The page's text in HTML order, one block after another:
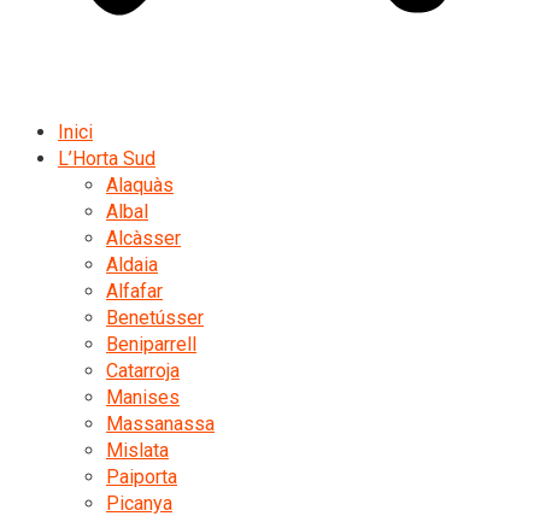
Inici
L’Horta Sud
Alaquàs
Albal
Alcàsser
Aldaia
Alfafar
Benetússer
Beniparrell
Catarroja
Manises
Massanassa
Mislata
Paiporta
Picanya